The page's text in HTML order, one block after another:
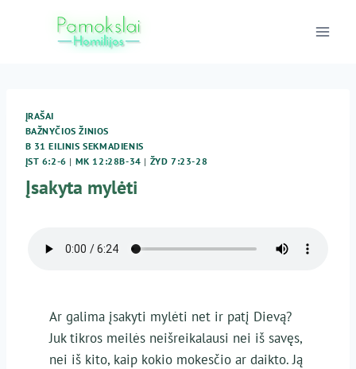
ĮRAŠAI
BAŽNYČIOS ŽINIOS
B 31 EILINIS SEKMADIENIS
ĮST 6:2-6 | MK 12:28B-34 | ŽYD 7:23-28
Įsakyta mylėti
Ar galima įsakyti mylėti net ir patį Dievą?
Juk tikros meilės neišreikalausi nei iš savęs,
nei iš kito, kaip kokio mokesčio ar daikto. Ją